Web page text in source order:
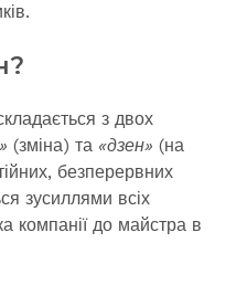
з двох
(зміна) та «дзен» (на
безперервних
зусиллями всіх
компанії до майстра в